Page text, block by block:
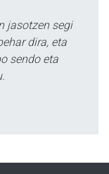
jasotzen segi
dira, eta
sendo eta